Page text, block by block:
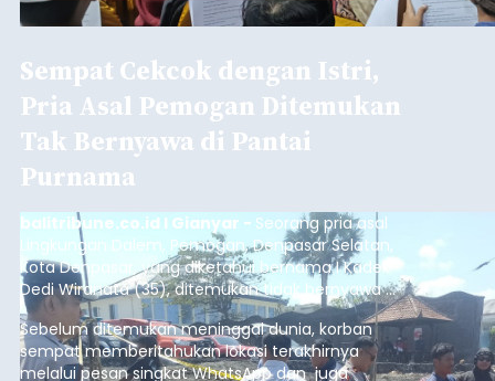
Sambut HUT RI, Rutan Bangli
Gelar Pemeriksaan Kesehatan
Gratis